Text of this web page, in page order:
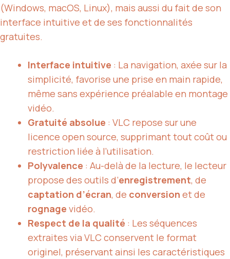
(Windows, macOS, Linux), mais aussi du fait de son
interface intuitive et de ses fonctionnalités
gratuites.
Interface intuitive : La navigation, axée sur la
simplicité, favorise une prise en main rapide,
même sans expérience préalable en montage
vidéo.
Gratuité absolue : VLC repose sur une
licence open source, supprimant tout coût ou
restriction liée à l’utilisation.
Polyvalence : Au-delà de la lecture, le lecteur
propose des outils d’enregistrement, de
captation d’écran, de conversion et de
rognage vidéo.
Respect de la qualité : Les séquences
extraites via VLC conservent le format
originel, préservant ainsi les caractéristiques